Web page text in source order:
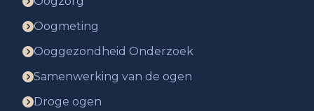
Oogmeting
Ooggezondheid Onderzoek
Samenwerking van de ogen
Droge ogen